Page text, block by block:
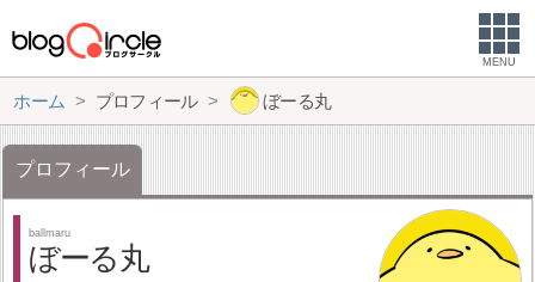
MENU
ホーム プロフィール ぼーる丸
プロフィール
ballmaru
ぼーる丸